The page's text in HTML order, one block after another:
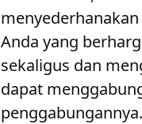
Anda yang
sekaligus dan
dapat